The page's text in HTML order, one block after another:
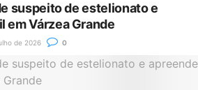
suspeito de estelionato e
em Várzea Grande
de 2026 0